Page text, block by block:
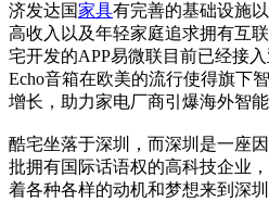
济发达国家具有完善的基础设施
高收入以及年轻家庭追求拥有互
宅开发的APP易微联目前已经接
Echo音箱在欧美的流行使得旗下
增长，助力家电厂商引爆海外智能
酷宅坐落于深圳，而深圳是一座
批拥有国际话语权的高科技企业
着各种各样的动机和梦想来到深